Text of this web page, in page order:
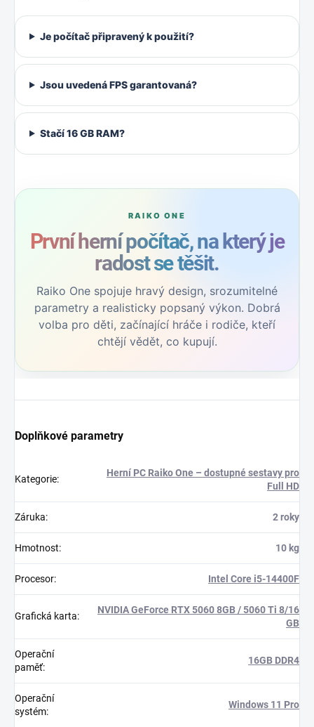
Je počítač připravený k použití?
Jsou uvedená FPS garantovaná?
Stačí 16 GB RAM?
První herní počítač, na který je
radost se těšit.
Raiko One spojuje hravý design, srozumitelné
parametry a realisticky popsaný výkon. Dobrá
volba pro děti, začínající hráče i rodiče, kteří
chtějí vědět, co kupují.
Doplňkové parametry
Kategorie:
Herní PC Raiko One – dostupné sestavy pro
Full HD
Záruka: 2 roky
Hmotnost: 10 kg
Procesor: Intel Core i5-14400F
Grafická karta:
NVIDIA GeForce RTX 5060 8GB / 5060 Ti 8/16
GB
Operační
paměť:
16GB DDR4
Operační
systém:
Windows 11 Pro